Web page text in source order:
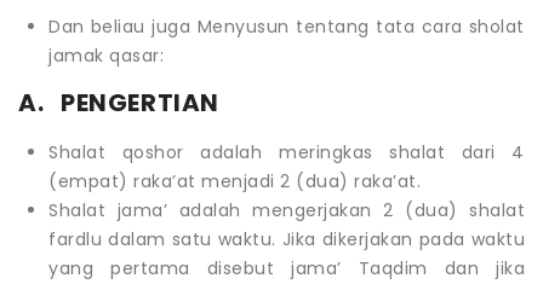
Dan beliau juga Menyusun tentang tata cara sholat
jamak qasar:
A. PENGERTIAN
Shalat qoshor adalah meringkas shalat dari 4
(empat) raka’at menjadi 2 (dua) raka’at.
Shalat jama’ adalah mengerjakan 2 (dua) shalat
fardlu dalam satu waktu. Jika dikerjakan pada waktu
yang pertama disebut jama’ Taqdim dan jika